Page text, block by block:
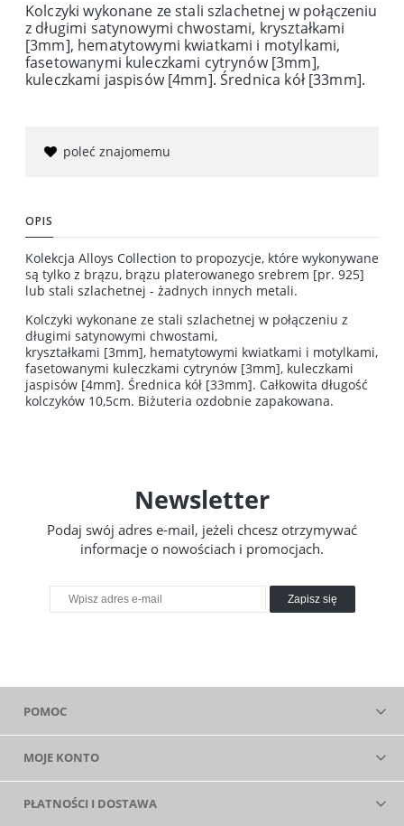
Kolczyki wykonane ze stali szlachetnej w połączeniu
z długimi satynowymi chwostami, kryształkami
[3mm], hematytowymi kwiatkami i motylkami,
fasetowanymi kuleczkami cytrynów [3mm],
kuleczkami jaspisów [4mm]. Średnica kół [33mm].
poleć znajomemu
OPIS
Kolekcja Alloys Collection to propozycje, które wykonywane
są tylko z brązu, brązu platerowanego srebrem [pr. 925]
lub stali szlachetnej - żadnych innych metali.
Kolczyki wykonane ze stali szlachetnej w połączeniu z
długimi satynowymi chwostami,
kryształkami [3mm], hematytowymi kwiatkami i motylkami,
fasetowanymi kuleczkami cytrynów [3mm], kuleczkami
jaspisów [4mm]. Średnica kół [33mm]. Całkowita długość
kolczyków 10,5cm. Biżuteria ozdobnie zapakowana.
Newsletter
Podaj swój adres e-mail, jeżeli chcesz otrzymywać
informacje o nowościach i promocjach.
Zapisz się
POMOC
MOJE KONTO
PŁATNOŚCI I DOSTAWA